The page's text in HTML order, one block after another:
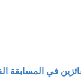
في المسابقة